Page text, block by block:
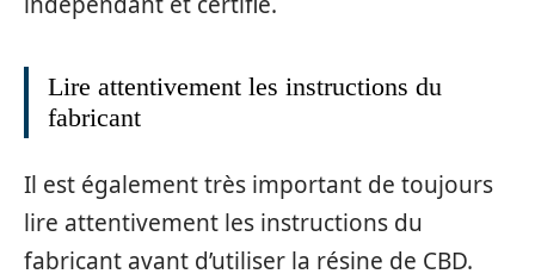
Lire attentivement les instructions du
fabricant
Il est également très important de toujours
lire attentivement les instructions du
fabricant avant d’utiliser la résine de CBD.